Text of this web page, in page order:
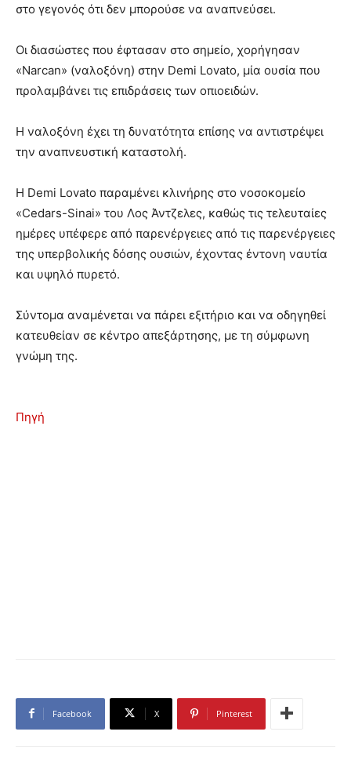
στο γεγονός ότι δεν μπορούσε να αναπνεύσει.
Οι διασώστες που έφτασαν στο σημείο, χορήγησαν
«Narcan» (ναλοξόνη) στην Demi Lovato, μία ουσία που
προλαμβάνει τις επιδράσεις των οπιοειδών.
Η ναλοξόνη έχει τη δυνατότητα επίσης να αντιστρέψει
την αναπνευστική καταστολή.
Η Demi Lovato παραμένει κλινήρης στο νοσοκομείο
«Cedars-Sinai» του Λος Άντζελες, καθώς τις τελευταίες
ημέρες υπέφερε από παρενέργειες από τις παρενέργειες
της υπερβολικής δόσης ουσιών, έχοντας έντονη ναυτία
και υψηλό πυρετό.
Σύντομα αναμένεται να πάρει εξιτήριο και να οδηγηθεί
κατευθείαν σε κέντρο απεξάρτησης, με τη σύμφωνη
γνώμη της.
Πηγή
Facebook X Pinterest